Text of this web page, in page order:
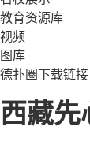
教育资源库
视频
图库
德扑圈下载链接
西藏先